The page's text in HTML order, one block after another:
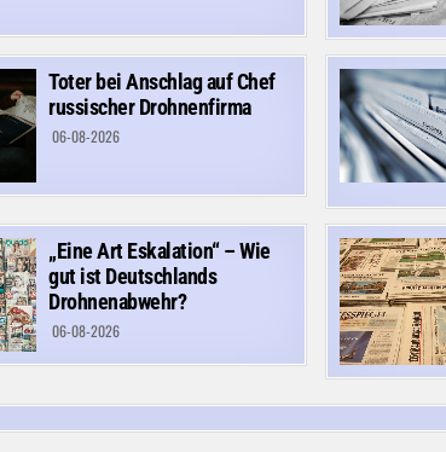
Toter bei Anschlag auf Chef
russischer Drohnenfirma
06-08-2026
„Eine Art Eskalation“ – Wie
gut ist Deutschlands
Drohnenabwehr?
06-08-2026